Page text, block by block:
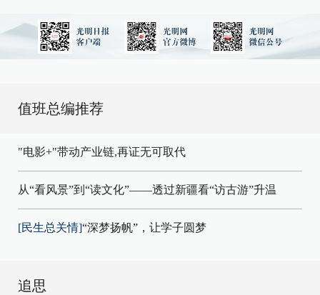
值班总编推荐
"电影+"带动产业链,再证无可取代
从“看风景”到“读文化”——透过新疆看“访古游”升温
[民生总关情]“深梦扬帆”，让学子圆梦
追思